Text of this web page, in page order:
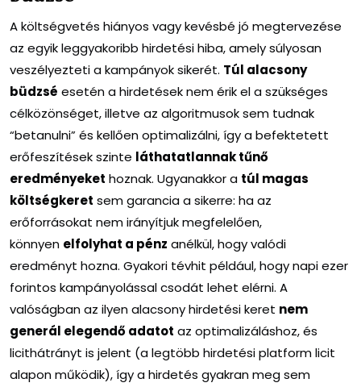
A költségvetés hiányos vagy kevésbé jó megtervezése
az egyik leggyakoribb hirdetési hiba, amely súlyosan
veszélyezteti a kampányok sikerét. Túl alacsony
büdzsé esetén a hirdetések nem érik el a szükséges
célközönséget, illetve az algoritmusok sem tudnak
“betanulni” és kellően optimalizálni, így a befektetett
erőfeszítések szinte láthatatlannak tűnő
eredményeket hoznak. Ugyanakkor a túl magas
költségkeret sem garancia a sikerre: ha az
erőforrásokat nem irányítjuk megfelelően,
könnyen elfolyhat a pénz anélkül, hogy valódi
eredményt hozna. Gyakori tévhit például, hogy napi ezer
forintos kampányolással csodát lehet elérni. A
valóságban az ilyen alacsony hirdetési keret nem
generál elegendő adatot az optimalizáláshoz, és
licithátrányt is jelent (a legtöbb hirdetési platform licit
alapon működik), így a hirdetés gyakran meg sem